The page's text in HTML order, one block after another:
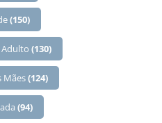
(150)
Adulto (130)
Mães(124)
(94)